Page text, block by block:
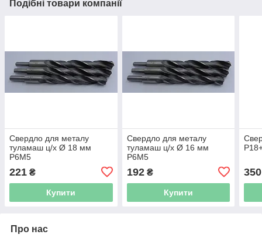
Подібні товари компанії
Свердло для металу
туламаш ц/х Ø 18 мм
Р6М5
221 ₴
Купити
Свердло для металу
туламаш ц/х Ø 16 мм
Р6М5
192₴
Купити
350
Про нас